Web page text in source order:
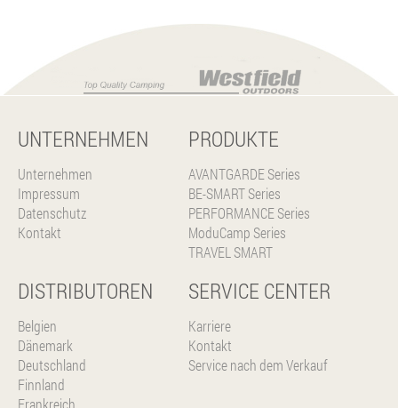
UNTERNEHMEN
Unternehmen
Impressum
Datenschutz
Kontakt
PRODUKTE
AVANTGARDE Series
BE-SMART Series
PERFORMANCE Series
ModuCamp Series
TRAVEL SMART
DISTRIBUTOREN
Belgien
Dänemark
Deutschland
Finnland
Frankreich
SERVICE CENTER
Karriere
Kontakt
Service nach dem Verkauf